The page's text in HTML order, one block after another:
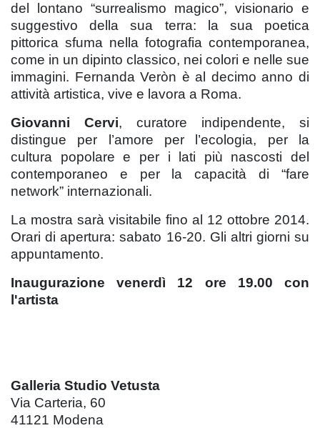
del lontano “surrealismo magico”, visionario e
suggestivo della sua terra: la sua poetica
pittorica sfuma nella fotografia contemporanea,
come in un dipinto classico, nei colori e nelle sue
immagini. Fernanda Veròn è al decimo anno di
attività artistica, vive e lavora a Roma.
Giovanni Cervi, curatore indipendente, si
distingue per l’amore per l’ecologia, per la
cultura popolare e per i lati più nascosti del
contemporaneo e per la capacità di “fare
network” internazionali.
La mostra sarà visitabile fino al 12 ottobre 2014.
Orari di apertura: sabato 16-20. Gli altri giorni su
appuntamento.
Inaugurazione venerdì 12 ore 19.00 con
l'artista
Galleria Studio Vetusta
Via Carteria, 60
41121 Modena